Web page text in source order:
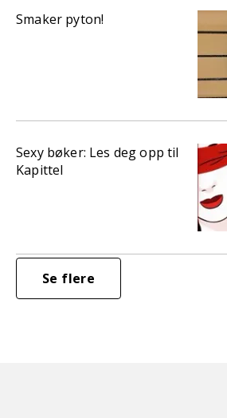
Smaker pyton!
Sexy bøker: Les deg opp til
Kapittel
Se flere